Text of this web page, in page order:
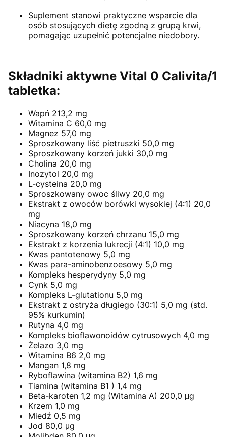
Suplement stanowi praktyczne wsparcie dla
osób stosujących dietę zgodną z grupą krwi,
pomagając uzupełnić potencjalne niedobory.
Składniki aktywne Vital 0 Calivita/1
tabletka:
Wapń 213,2 mg
Witamina C 60,0 mg
Magnez 57,0 mg
Sproszkowany liść pietruszki 50,0 mg
Sproszkowany korzeń jukki 30,0 mg
Cholina 20,0 mg
Inozytol 20,0 mg
L-cysteina 20,0 mg
Sproszkowany owoc śliwy 20,0 mg
Ekstrakt z owoców borówki wysokiej (4:1) 20,0
mg
Niacyna 18,0 mg
Sproszkowany korzeń chrzanu 15,0 mg
Ekstrakt z korzenia lukrecji (4:1) 10,0 mg
Kwas pantotenowy 5,0 mg
Kwas para-aminobenzoesowy 5,0 mg
Kompleks hesperydyny 5,0 mg
Cynk 5,0 mg
Kompleks L-glutationu 5,0 mg
Ekstrakt z ostryża długiego (30:1) 5,0 mg (std.
95% kurkumin)
Rutyna 4,0 mg
Kompleks bioflawonoidów cytrusowych 4,0 mg
Żelazo 3,0 mg
Witamina B6 2,0 mg
Mangan 1,8 mg
Ryboflawina (witamina B2) 1,6 mg
Tiamina (witamina B1 ) 1,4 mg
Beta-karoten 1,2 mg (Witamina A) 200,0 μg
Krzem 1,0 mg
Miedź 0,5 mg
Jod 80,0 μg